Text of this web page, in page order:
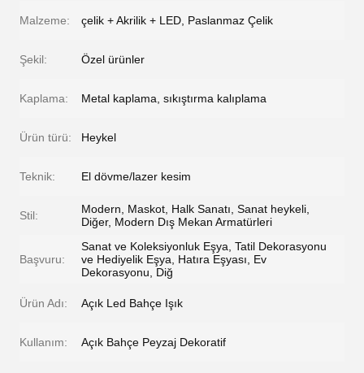
Malzeme: çelik + Akrilik + LED, Paslanmaz Çelik
Şekil: Özel ürünler
Kaplama: Metal kaplama, sıkıştırma kalıplama
Ürün türü: Heykel
Teknik: El dövme/lazer kesim
Stil:
Modern, Maskot, Halk Sanatı, Sanat heykeli,
Diğer, Modern Dış Mekan Armatürleri
Başvuru:
Sanat ve Koleksiyonluk Eşya, Tatil Dekorasyonu
ve Hediyelik Eşya, Hatıra Eşyası, Ev
Dekorasyonu, Diğ
Ürün Adı: Açık Led Bahçe Işık
Kullanım: Açık Bahçe Peyzaj Dekoratif